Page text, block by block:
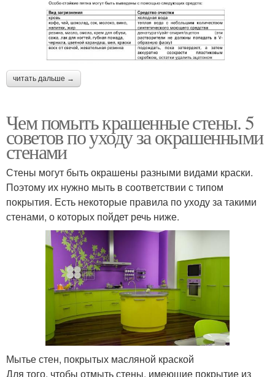
читать дальше →
Чем помыть крашенные стены. 5
советов по уходу за окрашенными
стенами
Стены могут быть окрашены разными видами краски.
Поэтому их нужно мыть в соответствии с типом
покрытия. Есть некоторые правила по уходу за такими
стенами, о которых пойдет речь ниже.
Мытье стен, покрытых масляной краской
Для того, чтобы отмыть стены, имеющие покрытие из